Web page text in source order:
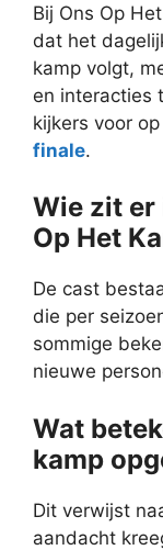
Bij Ons Op
dat het
kamp volgt,
en interacties
kijkers voor
finale.
Wie zit er
Op Het
De cast
die per
sommige
nieuwe
Wat
kamp
Dit verwijst
aandacht